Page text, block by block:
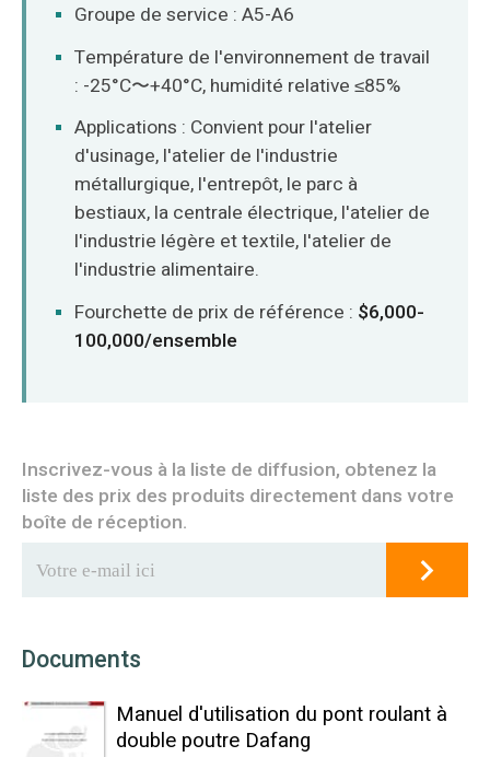
Groupe de service : A5-A6
Température de l'environnement de travail
: -25°C〜+40°C, humidité relative ≤85%
Applications : Convient pour l'atelier
d'usinage, l'atelier de l'industrie
métallurgique, l'entrepôt, le parc à
bestiaux, la centrale électrique, l'atelier de
l'industrie légère et textile, l'atelier de
l'industrie alimentaire.
Fourchette de prix de référence : $6,000-
100,000/ensemble
Inscrivez-vous à la liste de diffusion, obtenez la
liste des prix des produits directement dans votre
boîte de réception.
Documents
Manuel d'utilisation du pont roulant à
double poutre Dafang